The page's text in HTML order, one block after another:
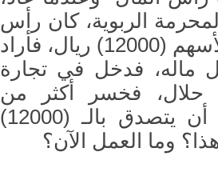
الربوية، كان رأس
المال (30000) ريال، والربا من الأسهم (12000) ريال، فأراد
(12000)، ليحلل ماله، فدخل في تجارة
حلال، فخسر أكثر من
(15000) ريال، فهل يجب عليه أن يتصدق بالـ (12000)
وما العمل الآن؟